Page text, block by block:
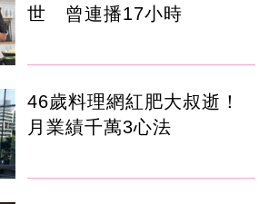
世 曾連播17小時
46歲料理網紅肥大叔逝！
月業績千萬3心法